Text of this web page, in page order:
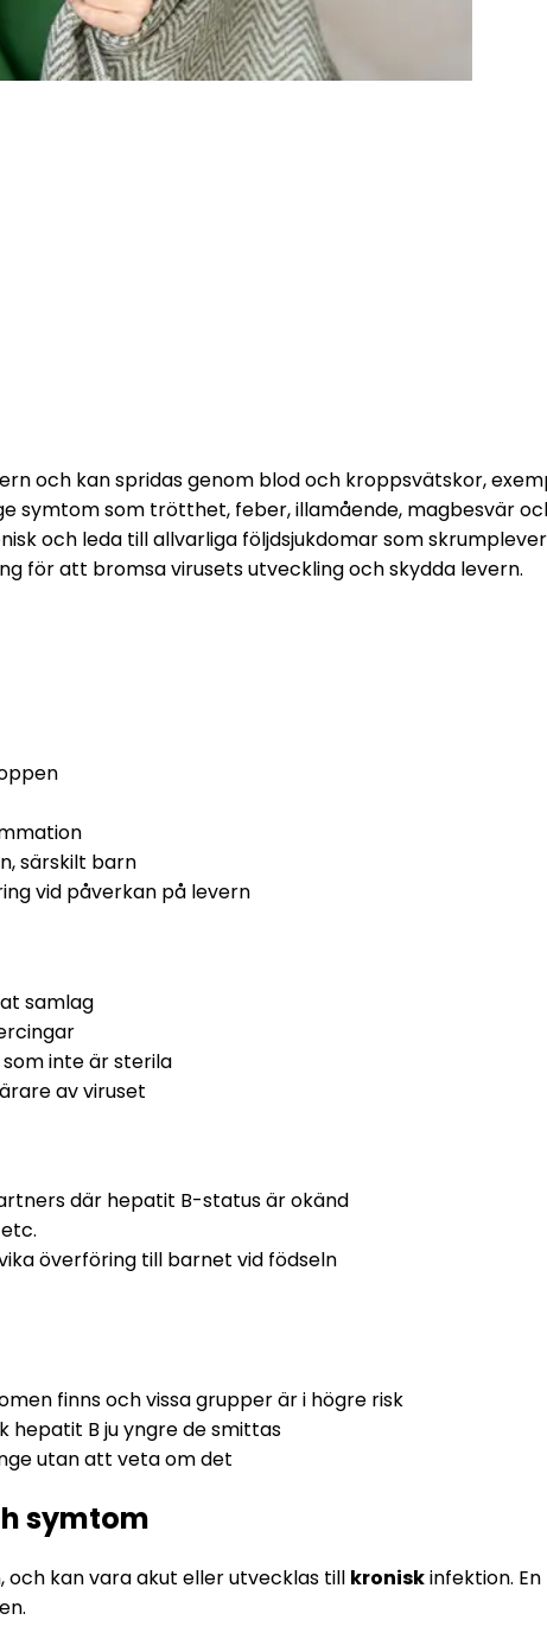
och kan spridas genom blod och kroppsvätskor,
symtom som trötthet, feber, illamående, magbesvär
och leda till allvarliga följdsjukdomar som
för att bromsa virusets utveckling och skydda levern.
särskilt barn
vid påverkan på levern
samlag
inte är sterila
av viruset
där hepatit B-status är okänd
överföring till barnet vid födseln
finns och vissa grupper är i högre risk
hepatit B ju yngre de smittas
utan att veta om det
symtom
och kan vara akut eller utvecklas till kronisk infektion.